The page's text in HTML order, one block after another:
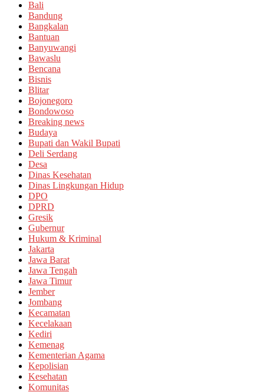
Bali
Bandung
Bangkalan
Bantuan
Banyuwangi
Bawaslu
Bencana
Bisnis
Blitar
Bojonegoro
Bondowoso
Breaking news
Budaya
Bupati dan Wakil Bupati
Deli Serdang
Desa
Dinas Kesehatan
Dinas Lingkungan Hidup
DPO
DPRD
Gresik
Gubernur
Hukum & Kriminal
Jakarta
Jawa Barat
Jawa Tengah
Jawa Timur
Jember
Jombang
Kecamatan
Kecelakaan
Kediri
Kemenag
Kementerian Agama
Kepolisian
Kesehatan
Komunitas